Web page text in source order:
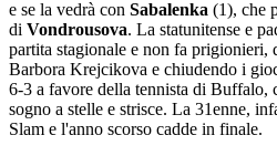
e se la vedrà con Sabalenka (1), che
di Vondrousova. La statunitense e
partita stagionale e non fa prigionieri,
Barbora Krejcikova e chiudendo i
6-3 a favore della tennista di Buffalo,
sogno a stelle e strisce. La 31enne,
Slam e l'anno scorso cadde in finale.